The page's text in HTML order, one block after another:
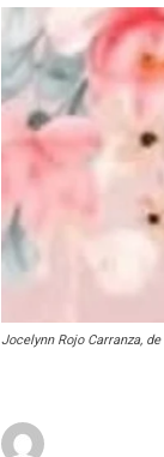
Jocelynn Rojo Carranza,